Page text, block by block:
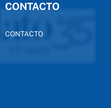
CONTACTO
CONTACTO